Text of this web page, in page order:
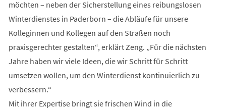
möchten – neben der Sicherstellung eines reibungslosen
Winterdienstes in Paderborn – die Abläufe für unsere
Kolleginnen und Kollegen auf den Straßen noch
praxisgerechter gestalten“, erklärt Zeng. „Für die nächsten
Jahre haben wir viele Ideen, die wir Schritt für Schritt
umsetzen wollen, um den Winterdienst kontinuierlich zu
verbessern.“
Mit ihrer Expertise bringt sie frischen Wind in die